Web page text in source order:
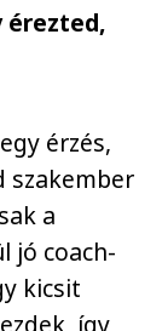
érezted,
érzés,
szakember
a
jó coach-
kicsit
így